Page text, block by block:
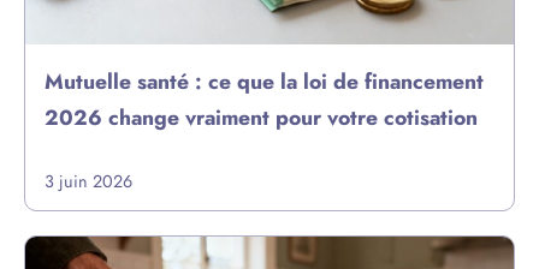
Mutuelle santé : ce que la loi de financement
2026 change vraiment pour votre cotisation
3 juin 2026